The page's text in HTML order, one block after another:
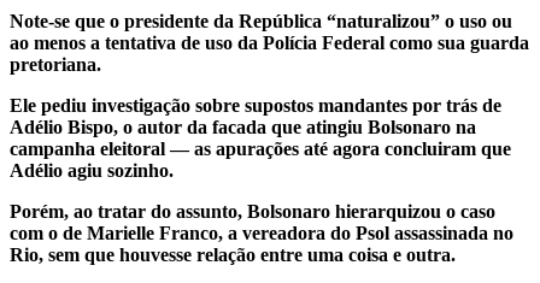
Note-se que o presidente da República “naturalizou” o uso ou
ao menos a tentativa de uso da Polícia Federal como sua guarda
pretoriana.
Ele pediu investigação sobre supostos mandantes por trás de
Adélio Bispo, o autor da facada que atingiu Bolsonaro na
campanha eleitoral — as apurações até agora concluiram que
Adélio agiu sozinho.
Porém, ao tratar do assunto, Bolsonaro hierarquizou o caso
com o de Marielle Franco, a vereadora do Psol assassinada no
Rio, sem que houvesse relação entre uma coisa e outra.